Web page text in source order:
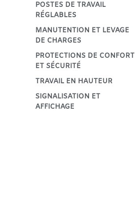
POSTES DE TRAVAIL
RÉGLABLES
MANUTENTION ET LEVAGE
DE CHARGES
PROTECTIONS DE CONFORT
ET SÉCURITÉ
TRAVAIL EN HAUTEUR
SIGNALISATION ET
AFFICHAGE